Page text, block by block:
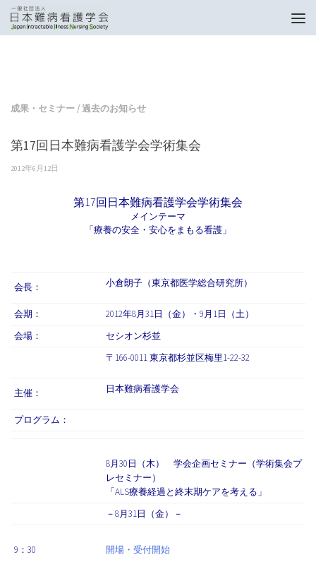
トップページ
成果・セミナー /過去のお知らせ
第17回日本難病看護学会学術集会
2012年6月12日
第17回日本難病看護学会学術集会
メインテーマ
「療養の安全・安心をまもる看護」
会長： 小倉朗子（東京都医学総合研究所）
会期：
2012年8月31日（金）・9月1日（土）
会場：
セシオン杉並
〒166-0011 東京都杉並区梅里1-22-32
主催： 日本難病看護学会
プログラム：
8月30日（木） 学会企画セミナー（学術集会プ
レセミナー）
「ALS療養経過と終末期ケアを考える」
－8月31日（金）－
9：30 開場・受付開始